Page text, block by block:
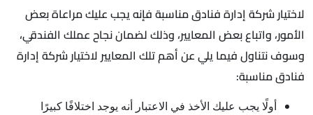
لاختيار شركة إدارة فنادق مناسبة فإنه يجب عليك مراعاة بعض
الأمور، واتباع بعض المعايير، وذلك لضمان نجاح عملك الفندقي،
وسوف نتناول فيما يلي عن أهم تلك المعايير لاختيار شركة إدارة
فنادق مناسبة:
أولًا يجب عليك الأخذ في الاعتبار أنه يوجد اختلافًا كبيرًا